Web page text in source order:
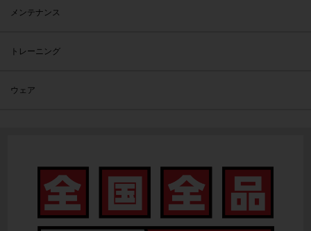
メンテナンス
トレーニング
ウェア